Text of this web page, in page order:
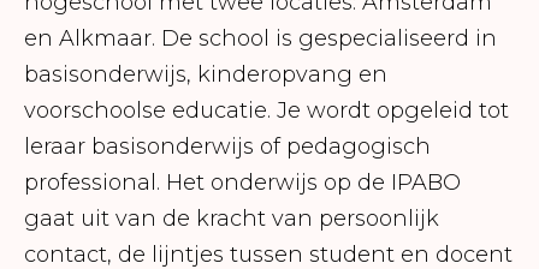
en Alkmaar. De school is gespecialiseerd in
basisonderwijs, kinderopvang en
voorschoolse educatie. Je wordt opgeleid tot
leraar basisonderwijs of pedagogisch
professional. Het onderwijs op de IPABO
gaat uit van de kracht van persoonlijk
contact, de lijntjes tussen student en docent